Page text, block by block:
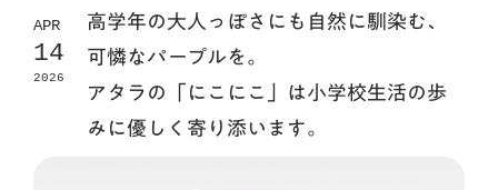
APR
14
2026
高学年の大人っぽさにも自然に馴染む、
可憐なパープルを。
アタラの「にこにこ」は小学校生活の歩
みに優しく寄り添います。